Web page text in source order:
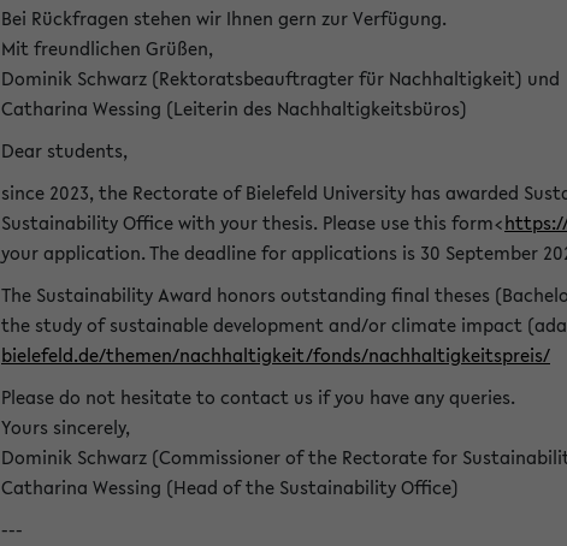
Bei Rückfragen stehen wir Ihnen gern zur Verfügung.
Mit freundlichen Grüßen,
Dominik Schwarz (Rektoratsbeauftragter für Nachhaltigkeit) und
Catharina Wessing (Leiterin des Nachhaltigkeitsbüros)
Dear students,
since 2023, the Rectorate of Bielefeld University has awarded
Sustainability Office with your thesis. Please use this form<
your application. The deadline for applications is 30 September
The Sustainability Award honors outstanding final theses
the study of sustainable development and/or climate impact
bielefeld.de/themen/nachhaltigkeit/fonds/nachhaltigkeitspreis/
Please do not hesitate to contact us if you have any queries.
Yours sincerely,
Dominik Schwarz (Commissioner of the Rectorate for
Catharina Wessing (Head of the Sustainability Office)
---